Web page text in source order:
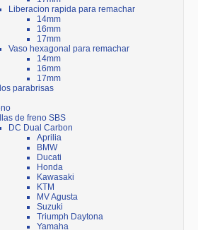
Liberacion rapida para remachar
14mm
16mm
17mm
Vaso hexagonal para remachar
14mm
16mm
17mm
parabrisas
de freno SBS
DC Dual Carbon
Aprilia
BMW
Ducati
Honda
Kawasaki
KTM
MV Agusta
Suzuki
Triumph Daytona
Yamaha